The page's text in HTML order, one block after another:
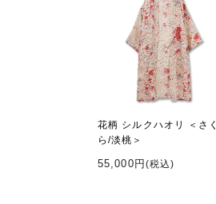
花柄 シルクハオリ ＜さく
ら/淡桃＞
55,000円 (税込)